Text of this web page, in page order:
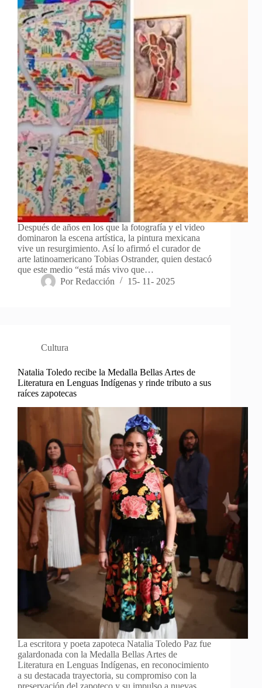
Después de años en los que la fotografía y el video
dominaron la escena artística, la pintura mexicana
vive un resurgimiento. Así lo afirmó el curador de
arte latinoamericano Tobias Ostrander, quien destacó
que este medio “está más vivo que…
Por Redacción 15- 11- 2025
Cultura
Natalia Toledo recibe la Medalla Bellas Artes de
Literatura en Lenguas Indígenas y rinde tributo a sus
raíces zapotecas
La escritora y poeta zapoteca Natalia Toledo Paz fue
galardonada con la Medalla Bellas Artes de
Literatura en Lenguas Indígenas, en reconocimiento
a su destacada trayectoria, su compromiso con la
preservación del zapoteco y su impulso a nuevas